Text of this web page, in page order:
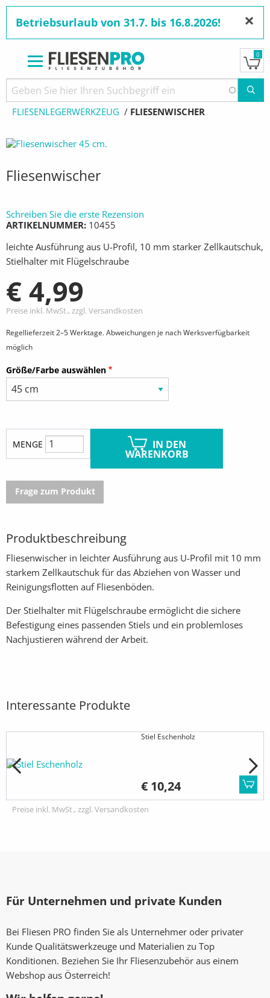
zum
Inhalt
Betriebsurlaub von 31.7. bis 16.8.2026! ×
0
Pfadnavigation
STARTSEITE PRODUKTE
WERKZEUGE
FLIESENLEGERWERKZEUG
AKTUELL:
FLIESENWISCHER
Fliesenwischer
Schreiben Sie die erste Rezension
ARTIKELNUMMER 10455
leichte Ausführung aus U-Profil, 10 mm starker Zellkautschuk,
Stielhalter mit Flügelschraube
€ 4,99
Preise inkl. MwSt., zzgl. Versandkosten
Regellieferzeit 2–5 Werktage. Abweichungen je nach Werksverfügbarkeit
möglich
Größe/Farbe auswählen
MENGE IN DEN
WARENKORB
Frage zum Produkt
Produktbeschreibung
Fliesenwischer in leichter Ausführung aus U-Profil mit 10 mm
starkem Zellkautschuk für das Abziehen von Wasser und
Reinigungsflotten auf Fliesenböden.
Der Stielhalter mit Flügelschraube ermöglicht die sichere
Befestigung eines passenden Stiels und ein problemloses
Nachjustieren während der Arbeit.
Interessante Produkte
Stiel Eschenholz
€ 10,24
Preise inkl. MwSt., zzgl. Versandkosten
Für Unternehmen und private Kunden
Bei Fliesen PRO finden Sie als Unternehmer oder privater
Kunde Qualitätswerkzeuge und Materialien zu Top
Konditionen. Beziehen Sie Ihr Fliesenzubehör aus einem
Webshop aus Österreich!